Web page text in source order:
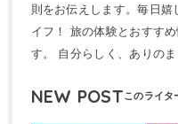
則をお伝えします。毎日
イフ！ 旅の体験とおすす
す。 自分らしく、ありの
NEW POST